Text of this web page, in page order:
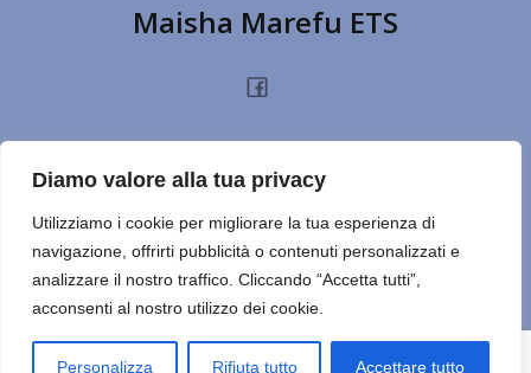
Diamo valore alla tua privacy
Utilizziamo i cookie per migliorare la tua esperienza di
navigazione, offrirti pubblicità o contenuti personalizzati e
analizzare il nostro traffico. Cliccando “Accetta tutti”,
acconsenti al nostro utilizzo dei cookie.
Personalizza Rifiuta tutto Accettare tutto
Maisha Marefu ETS
HOMECHI SIAMOPROGETTINOTIZIEPRIVACY POLICY
TERMINI D’USOCONTATTIREPORT CERCA SUL SITONOTE
ULTIMO ESERCIZIO
© 2026 Maisha Marefu ETS. Created for free using WordPress
andKubio